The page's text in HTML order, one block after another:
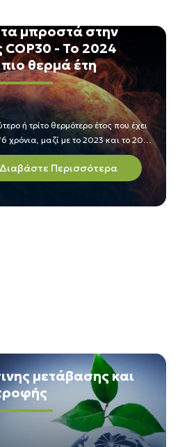
μπροστά στην
- Το 2024
θερμά έτη
ή τρίτο θερμότερο έτος που έχει
χρόνια, μαζί με το 2023 και το 2025
θερμή τριετία στην ανθρώπινη
Διαβάστε Περισσότερα
μετάβασης και